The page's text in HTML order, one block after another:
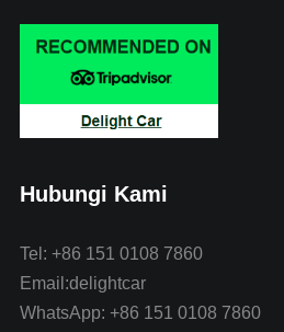
Hubungi Kami
Tel: +86 151 0108 7860
Email:delightcar
WhatsApp: +86 151 0108 7860